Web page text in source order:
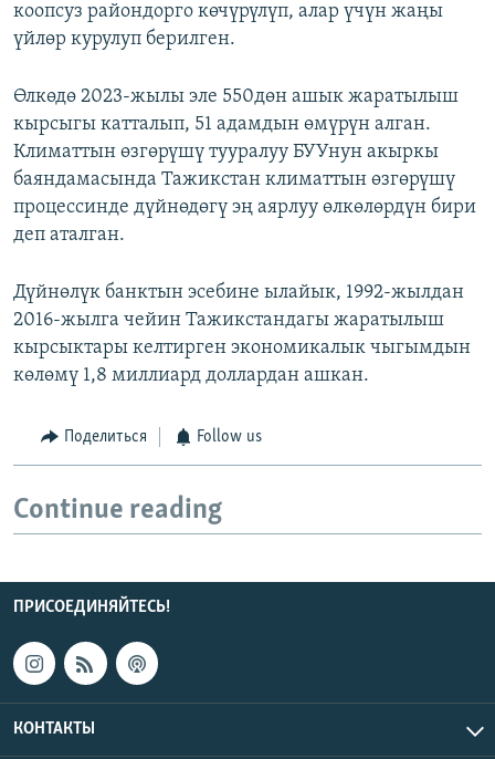
коопсуз райондорго көчүрүлүп, алар үчүн жаңы
үйлөр курулуп берилген.
Өлкөдө 2023-жылы эле 550дөн ашык жаратылыш
кырсыгы катталып, 51 адамдын өмүрүн алган.
Климаттын өзгөрүшү тууралуу БУУнун акыркы
баяндамасында Тажикстан климаттын өзгөрүшү
процессинде дүйнөдөгү эң аярлуу өлкөлөрдүн бири
деп аталган.
Дүйнөлүк банктын эсебине ылайык, 1992-жылдан
2016-жылга чейин Тажикстандагы жаратылыш
кырсыктары келтирген экономикалык чыгымдын
көлөмү 1,8 миллиард доллардан ашкан.
Поделиться Follow us
Continue reading
ПРИСОЕДИНЯЙТЕСЬ!
КОНТАКТЫ